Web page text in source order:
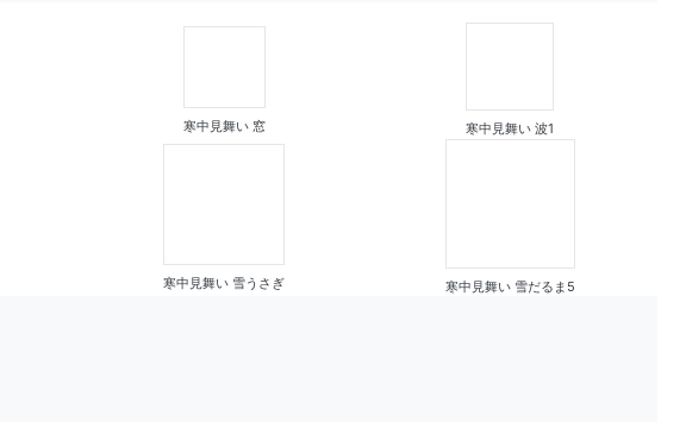
寒中見舞い 窓 寒中見舞い 波1
寒中見舞い 雪うさぎ 寒中見舞い 雪だるま5